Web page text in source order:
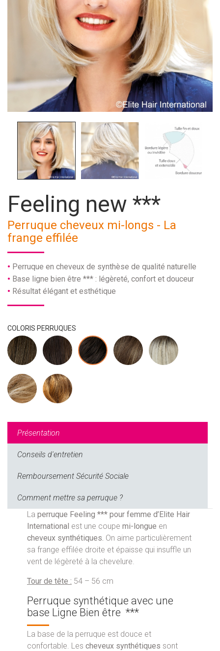
Feeling new ***
Perruque cheveux mi-longs - La
frange effilée
Perruque en cheveux de synthèse de qualité naturelle
Base ligne bien être *** : légèreté, confort et douceur
Résultat élégant et esthétique
COLORIS PERRUQUES
Présentation
Conseils d'entretien
Remboursement Sécurité Sociale
Comment mettre sa perruque ?
La perruque Feeling *** pour femme d’Elite Hair
International est une coupe mi-longue en
cheveux synthétiques. On aime particulièrement
sa frange effilée droite et épaisse qui insuffle un
vent de légèreté à la chevelure.
Tour de tête : 54 – 56 cm
Perruque synthétique avec une
base Ligne Bien être ***
La base de la perruque est douce et
confortable. Les cheveux synthétiques sont